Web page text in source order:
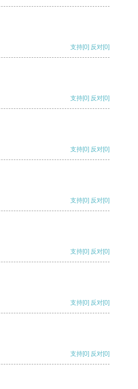
支持[0] 反对[0]
支持[0] 反对[0]
支持[0] 反对[0]
支持[0] 反对[0]
支持[0] 反对[0]
支持[0] 反对[0]
支持[0] 反对[0]